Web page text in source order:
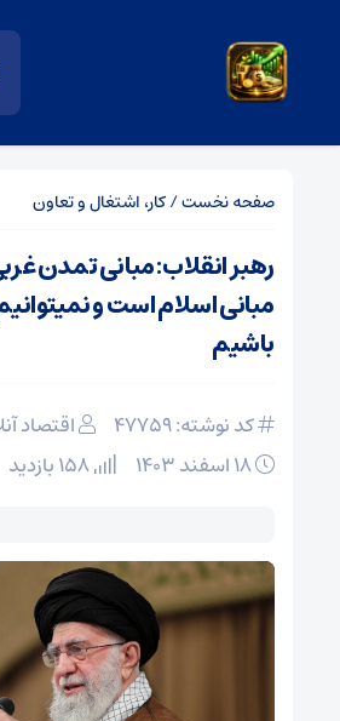
صفحه نخست/کار، اشتغال و تعاون
رهبر انقلاب: مبانی تمدن
مبانی اسلام است و
باشیم
کد نوشته: 47759
اقتصاد